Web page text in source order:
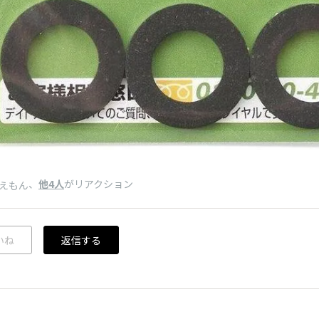
もん、 他4人がリアクション
ね 返信する